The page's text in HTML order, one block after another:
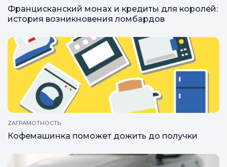
Францисканский монах и кредиты для королей:
история возникновения ломбардов
ZAГРАМОТНОСТЬ
Кофемашинка поможет дожить до получки